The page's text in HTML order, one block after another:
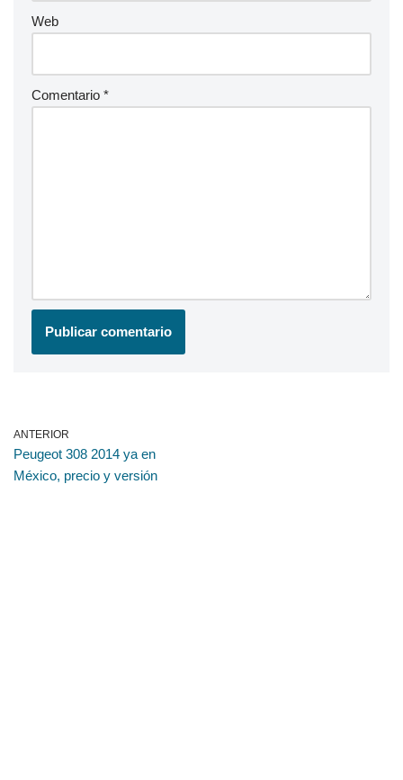
Web
Comentario *
ANTERIOR
Peugeot 308 2014 ya en
México, precio y versión